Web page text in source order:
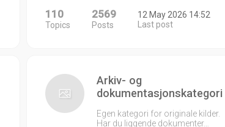
110
Topics
2569
Posts
12 May 2026 14:52
Last post
Arkiv- og
dokumentasjonskategori
Egen kategori for originale kilder.
Har du liggende dokumenter…